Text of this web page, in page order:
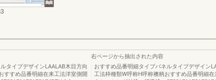
タイプデザインLAALAB木目方向
すすめ品番明細在来工法洋室側開
右ページから抽出された内容
おすすめ品番明細タイプパネルタイプデザイン
工法枠種類W呼称H呼称襖柄おすすめ品番明細在